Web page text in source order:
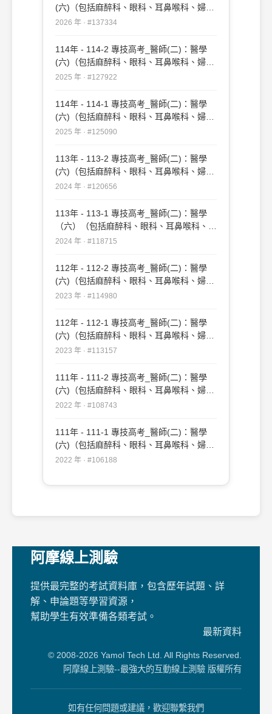
(六)（包括麻醉科、眼科、耳鼻喉科、婦產
科、復健科等科目及其相關臨床實例與醫學
2026 年 · #137334
114年 - 114-2 專技高考_醫師(二)：醫學
(六)（包括麻醉科、眼科、耳鼻喉科、婦產
科、復健科等科目及其相關臨床實例與醫學
2025 年 · #127922
114年 - 114-1 專技高考_醫師(二)：醫學
(六)（包括麻醉科、眼科、耳鼻喉科、婦產
科、復健科等科目及其相關臨床實例與醫學
2025 年 · #125090
113年 - 113-2 專技高考_醫師(二)：醫學
(六)（包括麻醉科、眼科、耳鼻喉科、婦產
科、復健科等科目及其相關臨床實例與醫學
2024 年 · #120656
113年 - 113-1 專技高考_醫師(二)：醫學
（六）（包括麻醉科、眼科、耳鼻喉科、婦
產科、復健科等科目及其相關臨床實例與醫
2024 年 · #118715
112年 - 112-2 專技高考_醫師(二)：醫學
(六)（包括麻醉科、眼科、耳鼻喉科、婦產
科、復健科等科目及其相關臨床實例與醫學
2023 年 · #114980
112年 - 112-1 專技高考_醫師(二)：醫學
(六)（包括麻醉科、眼科、耳鼻喉科、婦產
科、復健科等科目及其相關臨床實例與醫學
2023 年 · #113157
111年 - 111-2 專技高考_醫師(二)：醫學
(六)（包括麻醉科、眼科、耳鼻喉科、婦產
科、復健科等科目及其相關臨床實例與醫學
2022 年 · #108743
111年 - 111-1 專技高考_醫師(二)：醫學
(六)（包括麻醉科、眼科、耳鼻喉科、婦產
科、復健科等科目及其相關臨床實例與醫學
2022 年 · #106188
阿摩線上測驗
提供最完整的考試資料庫，包含歷年試題、詳
解、申論題等學習資源，
幫助學生有效準備各類考試。
最新資料
© 2008-2026 Yamol Tech Ltd. All Rights Reserved.
阿摩線上測驗--最強大的互動線上測驗 版權所有
如有任何問題或建議，歡迎聯繫我們